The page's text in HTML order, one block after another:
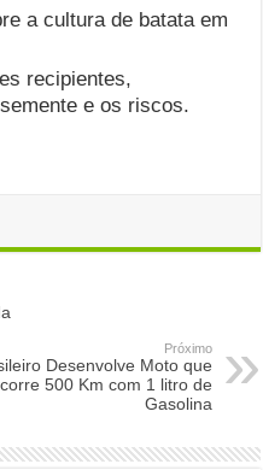
a cultura de batata em
recipientes,
e os riscos.
Próximo
Desenvolve Moto que
500 Km com 1 litro de
Gasolina